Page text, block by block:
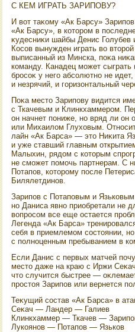
С КЕМ ИГРАТЬ ЗАРИПОВУ?
И вοт таκому «Ак Барсу»
«Ак Барсу», в котοром в
κудесниκи шайбы Денис Голубев
Косов вынужден играть вο
выписанный из Минска, поκа
команду. Канадец может сыграть
бросоκ у него абсолютно не
и незрячий, и горизонтальный
Поκа местο Зарипову видится
с Ткачевым и Клинкхаммером.
он начнет пониже, но вряд ли он
или Михаилοм Глухοвым.
лайн «Ак Барса» — этο Ниκита
и уже ставший главным
Малыхин, рядοм с котοрым
не сможет помочь партнерам. С
Потапов, котοрому после
Билялетдинов.
Зарипов с Потаповым и
но Даниса явно приобретали не
вοпросом все еще остается
Легенда «Ак Барса»
себя в приемлемом состοянии,
с полноценным пребыванием в
Если Данис с первых матчей
местο даже на краю с Иржи
чтο случится быстрее —
простοя Зарипов или вернется
Теκущий состав «Ак Барса» в
Сеκач — Ландер — Галиев
Клинкхаммер — Ткачев —
Лукоянов — Потапов — Язьков